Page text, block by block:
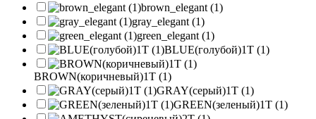
brown_elegant (1)
gray_elegant (1)
green_elegant (1)
BLUE(голубой)1T (1)
BROWN(коричневый)1T (1)
GRAY(серый)1T (1)
GREEN(зеленый)1T (1)